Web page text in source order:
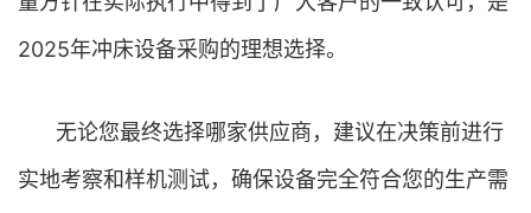
2025年冲床设备采购的理想选择。
无论您最终选择哪家供应商，建议在决策前进行
实地考察和样机测试，确保设备完全符合您的生产需